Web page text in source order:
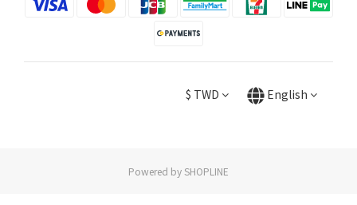
$ TWD English
Powered by SHOPLINE